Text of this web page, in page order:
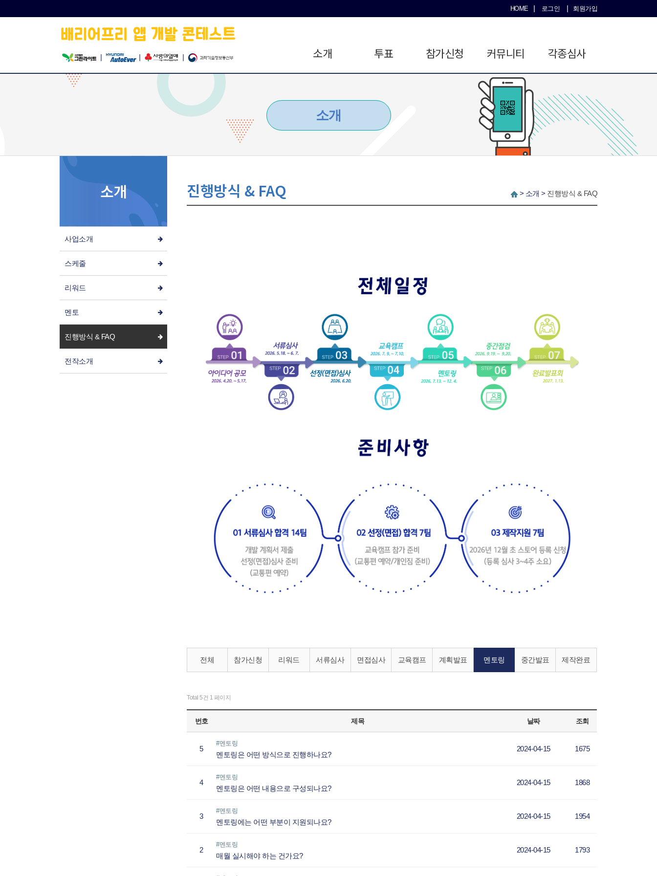
HOME 로그인 회원가입
소개 투표 참가신청 커뮤니티 각종심사
소개
소개
사업소개
스케줄
리워드
멘토
진행방식 & FAQ
전작소개
진행방식 & FAQ > 소개 > 진행방식 & FAQ
전체 참가신청 리워드 서류심사 면접심사 교육캠프 계획발표 멘토링 중간발표 제작완료
Total 5건 1 페이지
번호 제목 날짜 조회
5
#멘토링
멘토링은 어떤 방식으로 진행하나요?
2024-04-15 1675
4
#멘토링
멘토링은 어떤 내용으로 구성되나요?
2024-04-15 1868
3
#멘토링
멘토링에는 어떤 부분이 지원되나요?
2024-04-15 1954
2
#멘토링
매월 실시해야 하는 건가요?
2024-04-15 1793